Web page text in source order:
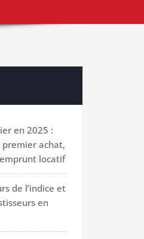
en 2025 :
achat,
locatif
de l’indice et
en